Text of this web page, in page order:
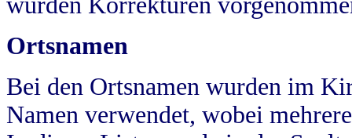
Ortsnamen
Bei den Ortsnamen wurden im
Namen verwendet, wobei